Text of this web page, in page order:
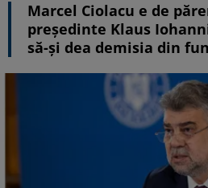
Marcel Ciolacu e de
președinte Klaus
să-și dea demisia din